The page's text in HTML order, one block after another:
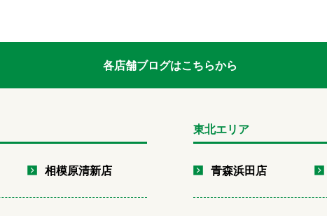
各店舗ブログはこちらから
相模原清新店
東北エリア
青森浜田店